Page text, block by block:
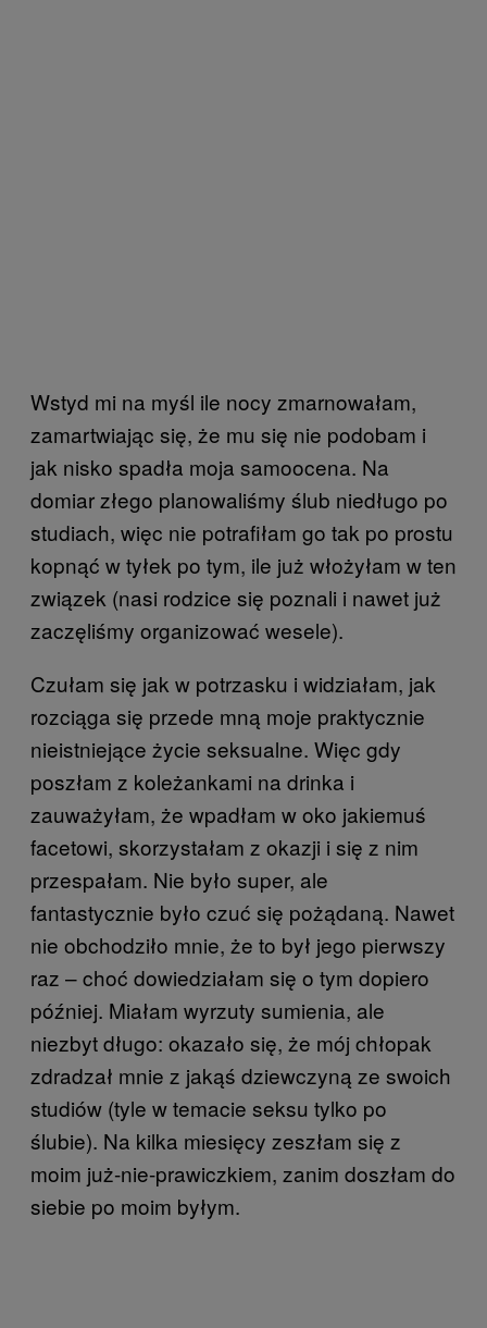
Wstyd mi na myśl ile nocy zmarnowałam,
zamartwiając się, że mu się nie podobam i
jak nisko spadła moja samoocena. Na
domiar złego planowaliśmy ślub niedługo po
studiach, więc nie potrafiłam go tak po prostu
kopnąć w tyłek po tym, ile już włożyłam w ten
związek (nasi rodzice się poznali i nawet już
zaczęliśmy organizować wesele).
Czułam się jak w potrzasku i widziałam, jak
rozciąga się przede mną moje praktycznie
nieistniejące życie seksualne. Więc gdy
poszłam z koleżankami na drinka i
zauważyłam, że wpadłam w oko jakiemuś
facetowi, skorzystałam z okazji i się z nim
przespałam. Nie było super, ale
fantastycznie było czuć się pożądaną. Nawet
nie obchodziło mnie, że to był jego pierwszy
raz – choć dowiedziałam się o tym dopiero
później. Miałam wyrzuty sumienia, ale
niezbyt długo: okazało się, że mój chłopak
zdradzał mnie z jakąś dziewczyną ze swoich
studiów (tyle w temacie seksu tylko po
ślubie). Na kilka miesięcy zeszłam się z
moim już-nie-prawiczkiem, zanim doszłam do
siebie po moim byłym.